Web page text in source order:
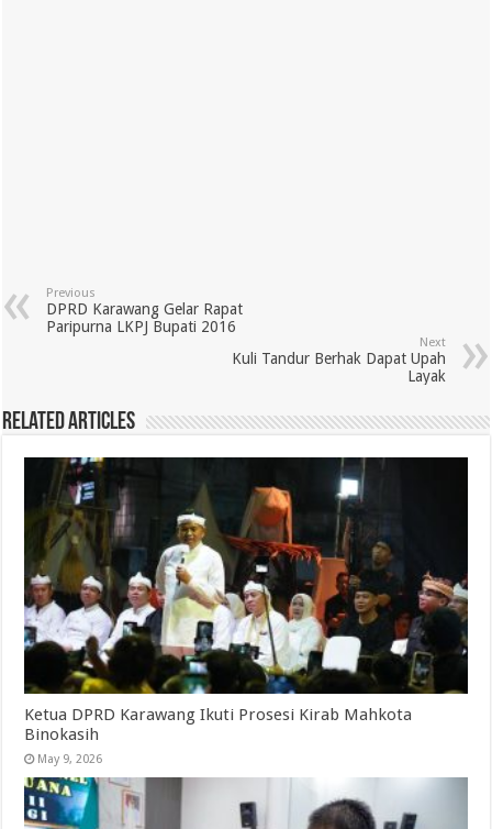
Previous
DPRD Karawang Gelar Rapat
Paripurna LKPJ Bupati 2016
Next
Kuli Tandur Berhak Dapat Upah
Layak
Related Articles
Ketua DPRD Karawang Ikuti Prosesi Kirab Mahkota
Binokasih
May 9, 2026